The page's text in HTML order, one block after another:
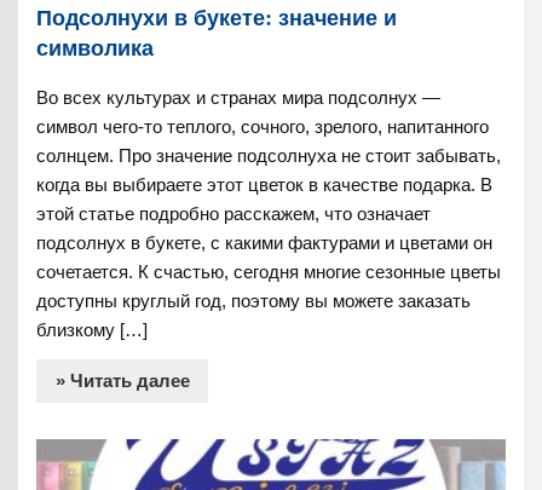
Подсолнухи в букете: значение и
символика
Во всех культурах и странах мира подсолнух —
символ чего-то теплого, сочного, зрелого, напитанного
солнцем. Про значение подсолнуха не стоит забывать,
когда вы выбираете этот цветок в качестве подарка. В
этой статье подробно расскажем, что означает
подсолнух в букете, с какими фактурами и цветами он
сочетается. К счастью, сегодня многие сезонные цветы
доступны круглый год, поэтому вы можете заказать
близкому […]
» Читать далее